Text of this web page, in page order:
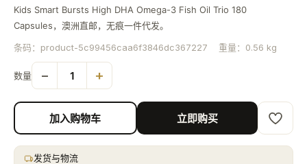
Kids Smart Bursts High DHA Omega-3 Fish Oil Trio 180
Capsules，澳洲直邮，无痕一件代发。
条码： product-5c99456caa6f3846dc367227 重量： 0.56 kg
数量 − 1 +
加入购物车 立即购买
发货与物流